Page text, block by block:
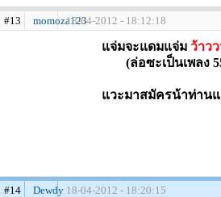
#13 momoza12318-04-2012 - 18:12:18
แจ่มจะแดมแจ่ม ว้าว
(ล่อซะเป็นเพลง
แวะมาสมัครน้าท่านแ
#14 Dewdy 18-04-2012 - 18:20:15